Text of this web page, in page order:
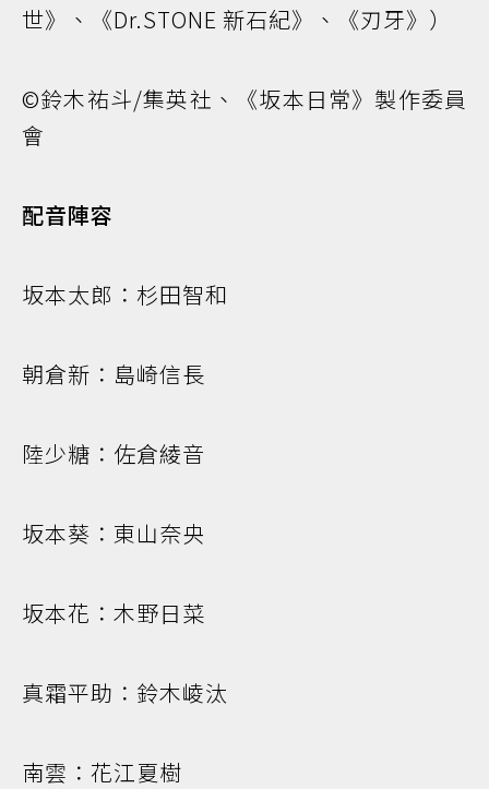
世》、《Dr.STONE 新石紀》、《刃牙》）
©鈴木祐斗/集英社、《坂本日常》製作委員
會
配音陣容
坂本太郎：杉田智和
朝倉新：島崎信長
陸少糖：佐倉綾音
坂本葵：東山奈央
坂本花：木野日菜
真霜平助：鈴木崚汰
南雲：花江夏樹